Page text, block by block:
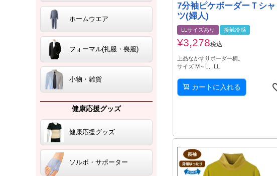
ホームウエア
フォーマル(礼服・喪服)
小物・雑貨
健康応援グッズ
健康応援グッズ
ソルボ・サポーター
7分袖ピケボーダーＴシャ
ツ(婦人)
LLサイズあり 接触冷感
¥3,278税込
上品なかすりボーダー柄。
サイズ M～L、LL
カートに入れる